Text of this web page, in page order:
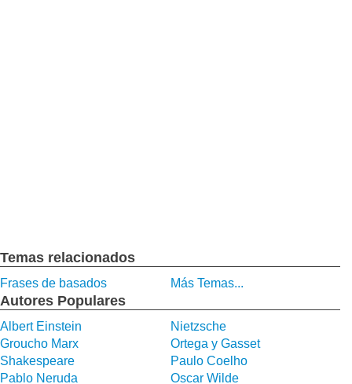
Temas relacionados
Frases de basados Más Temas...
Autores Populares
Albert Einstein
Nietzsche
Groucho Marx
Ortega y Gasset
Shakespeare
Paulo Coelho
Pablo Neruda
Oscar Wilde